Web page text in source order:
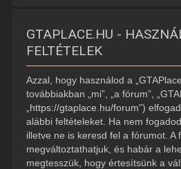
GTAPLACE.HU -
FELTÉTELEK
Azzal, hogy használod a
továbbiakban „mi”, „a fórum”,
„https://gtaplace.hu/forum”)
alábbi feltételeket. Ha nem
illetve ne is keresd fel a fórumot. A
megváltoztathatjuk, és habár a
megtesszük, hogy értesítsünk a